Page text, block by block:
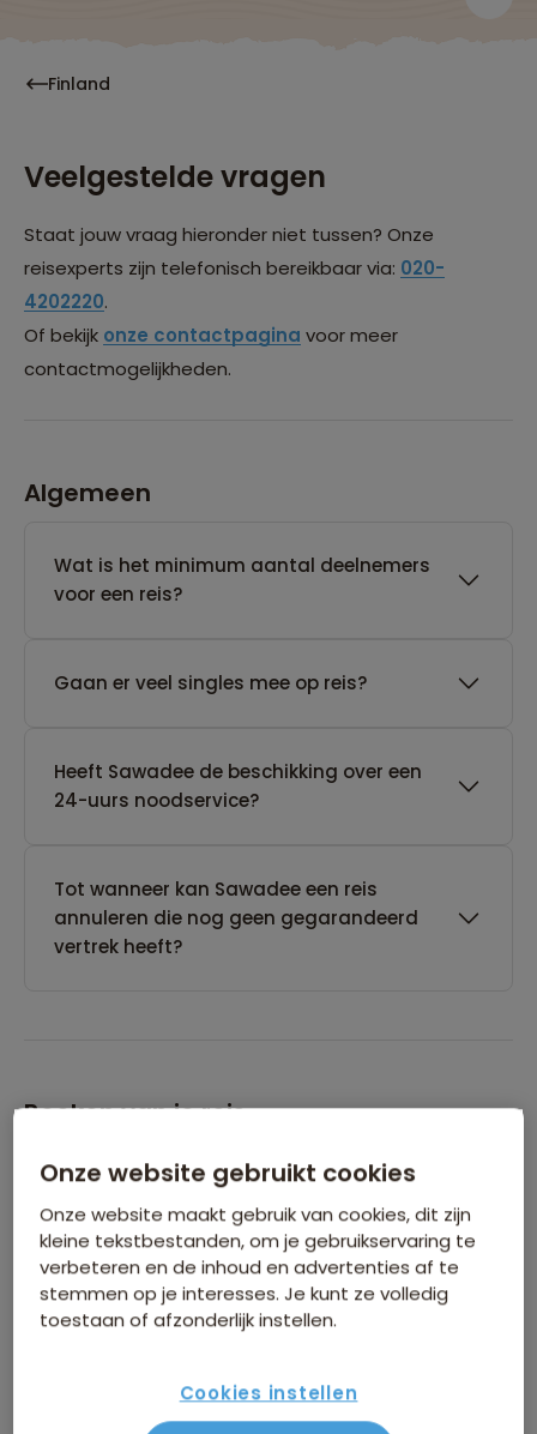
Finland
Veelgestelde vragen
Staat jouw vraag hieronder niet tussen? Onze
reisexperts zijn telefonisch bereikbaar via: 020-
4202220.
Of bekijk onze contactpagina voor meer
contactmogelijkheden.
Algemeen
Wat is het minimum aantal deelnemers
voor een reis?
Gaan er veel singles mee op reis?
Heeft Sawadee de beschikking over een
24-uurs noodservice?
Tot wanneer kan Sawadee een reis
annuleren die nog geen gegarandeerd
vertrek heeft?
Boeken van je reis
Wanneer kan ik het beste een reis
boeken?
Kan ik ook eerst een optie nemen op een
reis?
De reis van mijn keuze heeft nog geen
Onze website gebruikt cookies
Onze website maakt gebruik van cookies, dit zijn
kleine tekstbestanden, om je gebruikservaring te
verbeteren en de inhoud en advertenties af te
stemmen op je interesses. Je kunt ze volledig
toestaan of afzonderlijk instellen.
Cookies instellen